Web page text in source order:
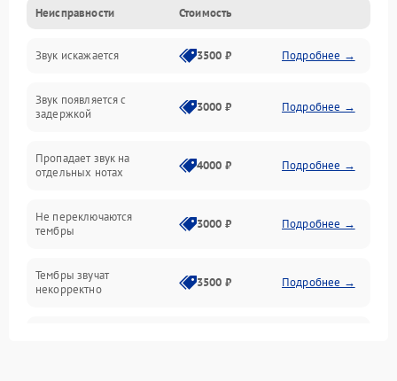
Управление и электроника
Клавиатура
Подключения и интерфейсы
Оптика
Электроника
Неисправности Стоимость
Звук искажается 3500 ₽ Подробнее →
Звук появляется с
задержкой
3000 ₽ Подробнее →
Пропадает звук на
отдельных нотах
4000 ₽ Подробнее →
Не переключаются
тембры
3000 ₽ Подробнее →
Тембры звучат
некорректно
3500 ₽ Подробнее →